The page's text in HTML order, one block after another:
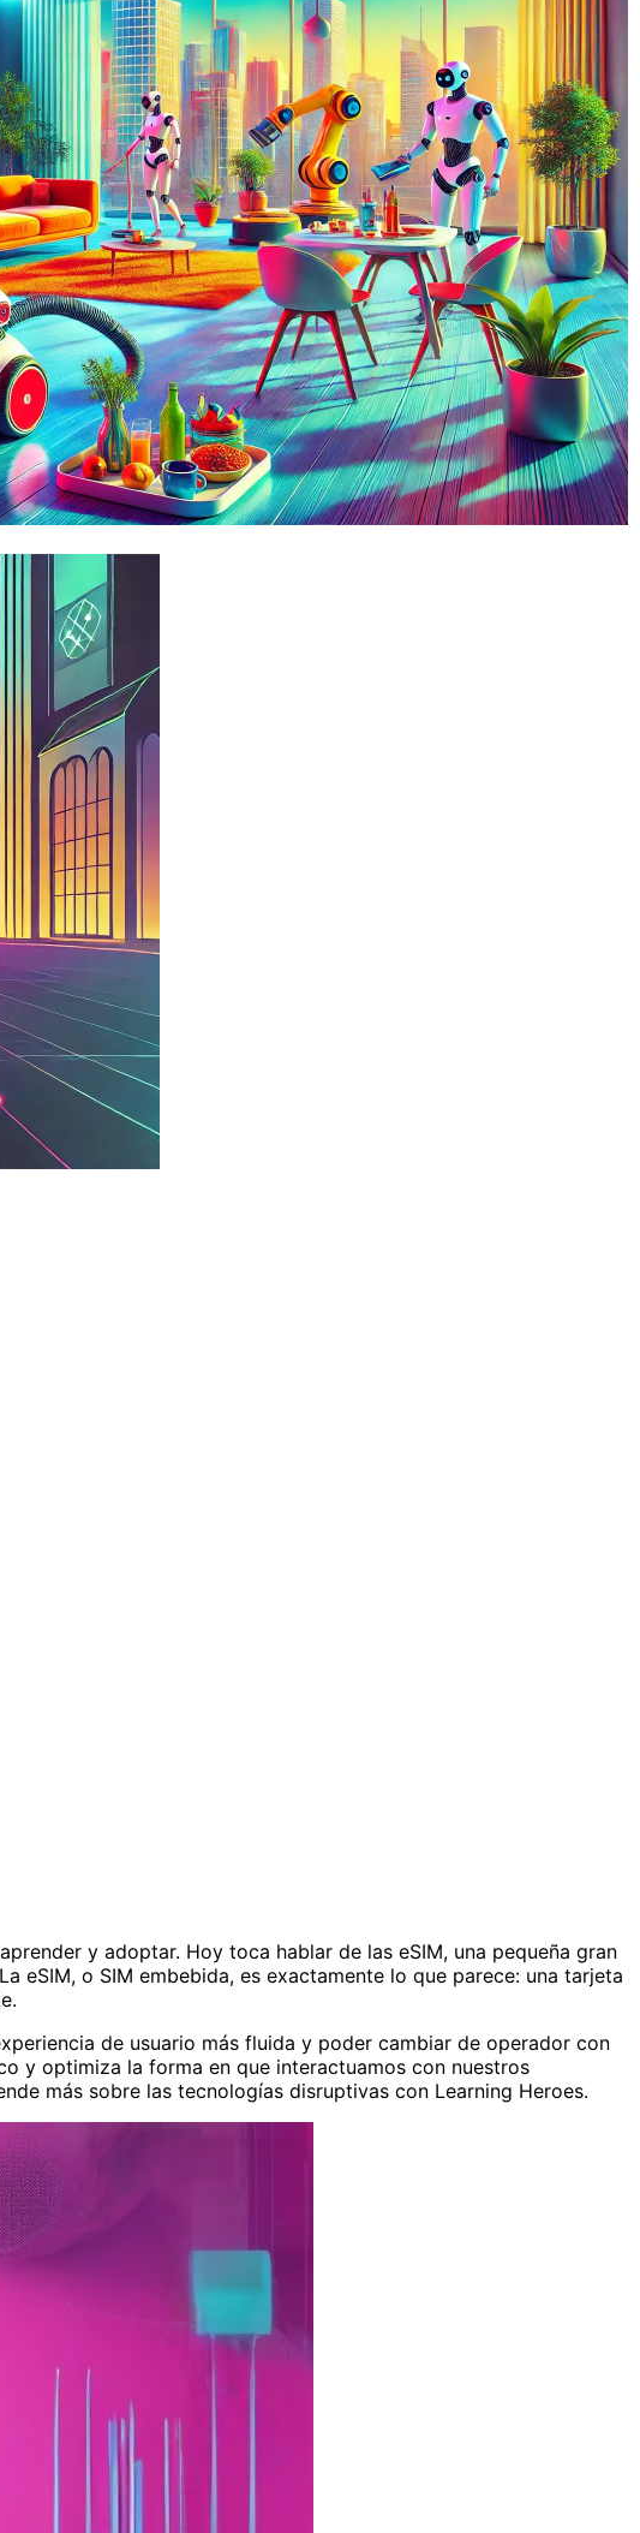
y adoptar. Hoy toca hablar de las eSIM, una pequeña gran
eSIM, o SIM embebida, es exactamente lo que parece: una tarjeta
de usuario más fluida y poder cambiar de operador con
y optimiza la forma en que interactuamos con nuestros
más sobre las tecnologías disruptivas con Learning Heroes.